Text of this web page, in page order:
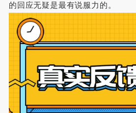
的回应无疑是最有说服力的。